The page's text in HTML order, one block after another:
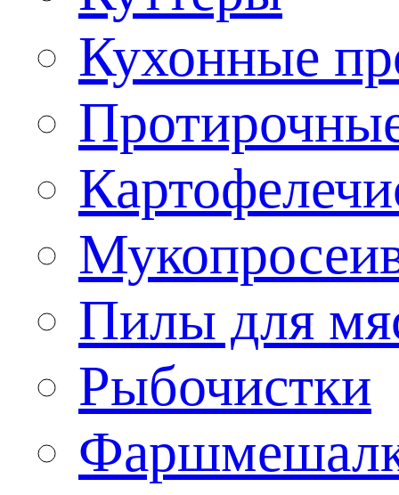
Кухонные
Пилы для
Рыбочистки